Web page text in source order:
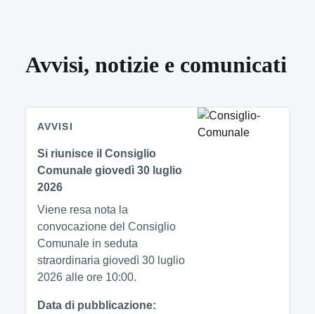
Avvisi, notizie e comunicati
AVVISI
Si riunisce il Consiglio
Comunale giovedì 30 luglio
2026
Viene resa nota la
convocazione del Consiglio
Comunale in seduta
straordinaria giovedì 30 luglio
2026 alle ore 10:00.
Data di pubblicazione: